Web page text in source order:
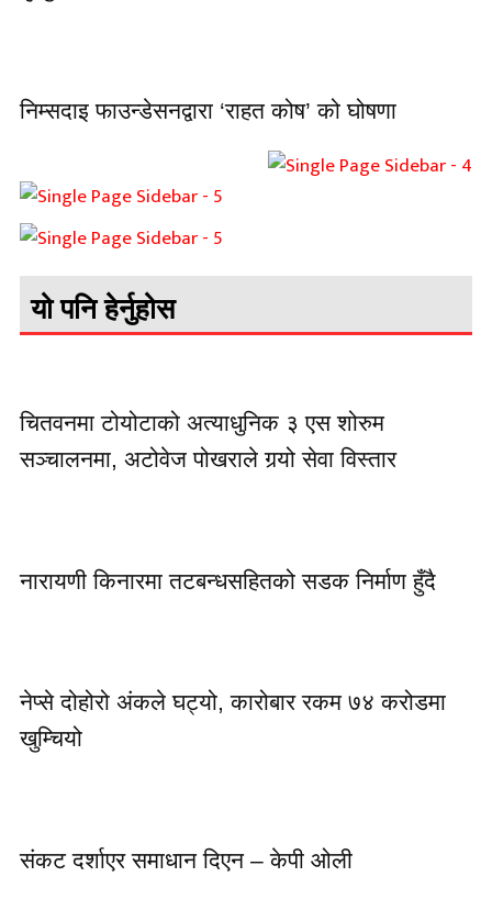
निम्सदाइ फाउन्डेसनद्वारा ‘राहत कोष’ को घोषणा
यो पनि हेर्नुहोस
चितवनमा टोयोटाको अत्याधुनिक ३ एस शोरुम
सञ्चालनमा, अटोवेज पोखराले गर्‍यो सेवा विस्तार
नारायणी किनारमा तटबन्धसहितको सडक निर्माण हुँदै
नेप्से दोहोरो अंकले घट्यो, कारोबार रकम ७४ करोडमा
खुम्चियो
संकट दर्शाएर समाधान दिएन – केपी ओली